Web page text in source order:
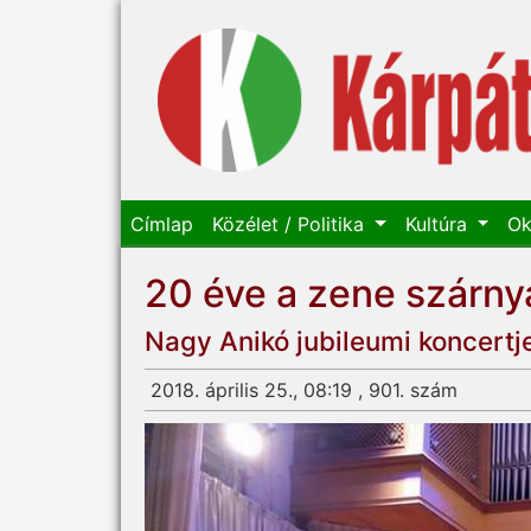
Címlap Közélet / Politika Kultúra
20 éve a zene
Nagy Anikó jubileumi
2018. április 25., 08:19 , 901. szám